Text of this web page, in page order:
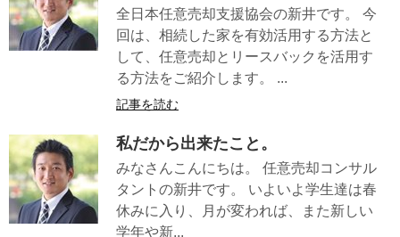
全日本任意売却支援協会の新井です。 今
回は、相続した家を有効活用する方法と
して、任意売却とリースバックを活用す
る方法をご紹介します。 ...
記事を読む
私だから出来たこと。
みなさんこんにちは。 任意売却コンサル
タントの新井です。 いよいよ学生達は春
休みに入り、月が変われば、また新しい
学年や新...